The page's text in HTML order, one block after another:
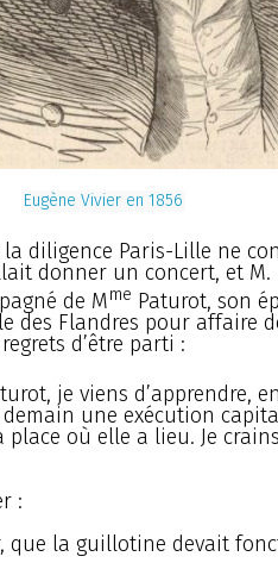
Eugène Vivier en 1856
diligence Paris-Lille ne
donner un concert, et M.
de Mme Paturot, son
des Flandres pour affaire
d’être parti :
je viens d’apprendre,
demain une exécution
place où elle a lieu. Je
:
que la guillotine devait